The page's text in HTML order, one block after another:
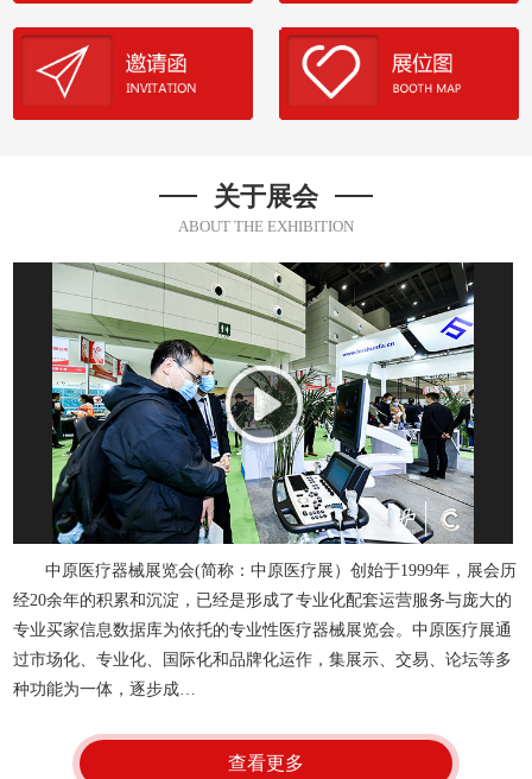
关于展会
ABOUT THE EXHIBITION
中原医疗器械展览会(简称：中原医疗展）创始于1999年，展会历
经20余年的积累和沉淀，已经是形成了专业化配套运营服务与庞大的
专业买家信息数据库为依托的专业性医疗器械展览会。中原医疗展通
过市场化、专业化、国际化和品牌化运作，集展示、交易、论坛等多
种功能为一体，逐步成…
查看更多